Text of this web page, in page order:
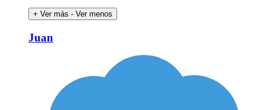
+ Ver más - Ver menos
Juan